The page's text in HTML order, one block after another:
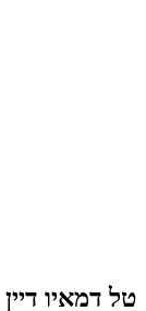
טל דמאיו דיין